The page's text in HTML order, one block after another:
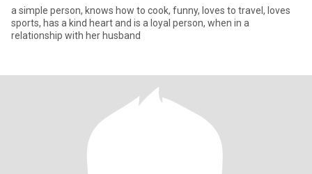
a simple person, knows how to cook, funny, loves to travel, loves
sports, has a kind heart and is a loyal person, when in a
relationship with her husband